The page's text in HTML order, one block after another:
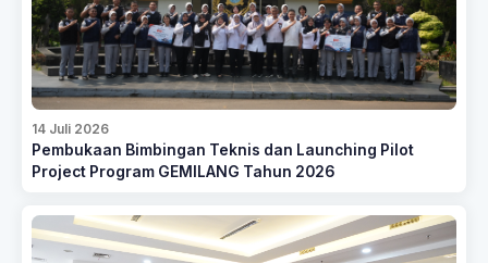
14 Juli 2026
Pembukaan Bimbingan Teknis dan Launching Pilot
Project Program GEMILANG Tahun 2026